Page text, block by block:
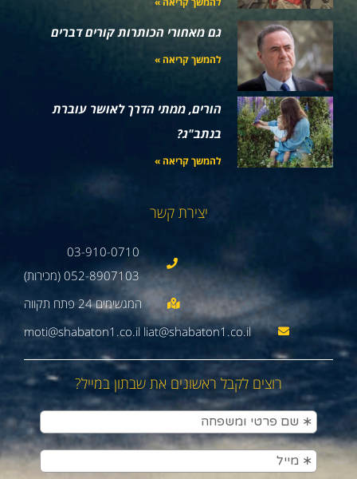
גם מאחורי הכותרות קורים דברים
להמשך קריאה »
הורים, ממתי הדרך לאושר עוברת
בנתב"ג?
להמשך קריאה »
יצירת קשר
03-910-0710
052-8907103 (מכירות)
moti@shabaton1.co.il liat@shabaton1.co.il
רוצים לקבל ראשונים את שבתון במייל?